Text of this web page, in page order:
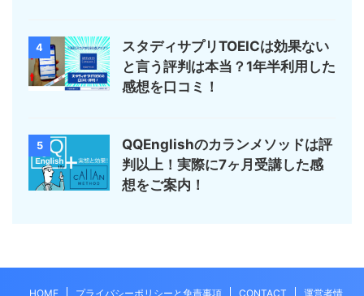
4
スタディサプリTOEICは効果ない
と言う評判は本当？1年半利用した
感想を口コミ！
5
QQEnglishのカランメソッドは評
判以上！実際に7ヶ月受講した感
想をご案内！
HOME プライバシーポリシーと免責事項 CONTACT 運営者情